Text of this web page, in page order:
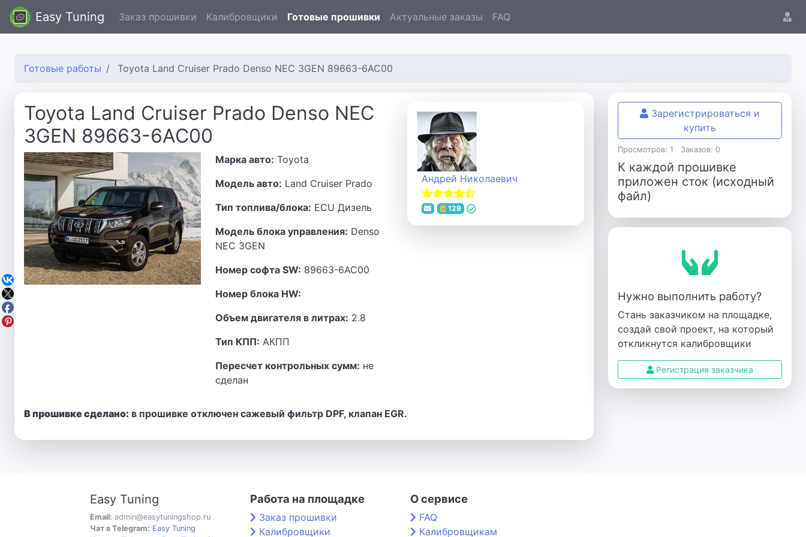
Easy Tuning Заказ прошивки Калибровщики Готовые прошивки Актуальные заказы FAQ
Готовые работы Toyota Land Cruiser Prado Denso NEC 3GEN 89663-6AC00
Toyota Land Cruiser Prado Denso NEC
3GEN 89663-6AC00
Марка авто: Toyota
Модель авто: Land Cruiser Prado
Тип топлива/блока: ECU Дизель
Модель блока управления: Denso
NEC 3GEN
Номер софта SW: 89663-6AC00
Номер блока HW:
Объем двигателя в литрах: 2.8
Тип КПП: АКПП
Пересчет контрольных сумм: не
сделан
Андрей Николаевич
129
В прошивке сделано: в прошивке отключен сажевый фильтр DPF, клапан EGR.
Зарегистрироваться и
купить
Просмотров: 1 Заказов: 0
К каждой прошивке
приложен сток (исходный
файл)
Нужно выполнить работу?
Стань заказчиком на площадке,
создай свой проект, на который
откликнутся калибровщики
Регистрация заказчика
Easy Tuning
Email: admin@easytuningshop.ru
Чат в Telegram: Easy Tuning
Работа на площадке
Заказ прошивки
Калибровщики
О сервисе
FAQ
Калибровщикам